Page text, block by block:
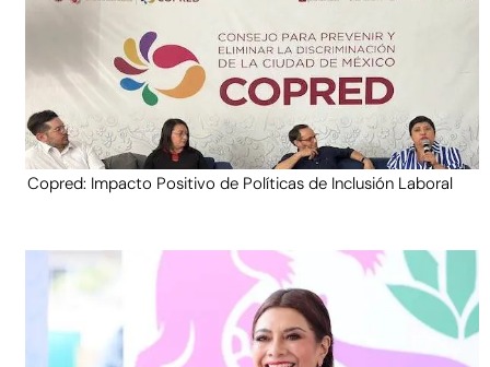
Copred: Impacto Positivo de Políticas de Inclusión Laboral